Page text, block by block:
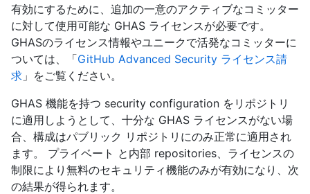
有効にするために、追加の一意のアクティブなコミッター
に対して使用可能な GHAS ライセンスが必要です。
GHASのライセンス情報やユニークで活発なコミッターに
ついては、「GitHub Advanced Security ライセンス請
求 」をご覧ください。
GHAS 機能を持つ security configuration をリポジトリ
に適用しようとして、十分な GHAS ライセンスがない場
合、構成はパブリック リポジトリにのみ正常に適用され
ます。 プライベート と内部 repositories、ライセンスの
制限により無料のセキュリティ機能のみが有効になり、次
の結果が得られます。